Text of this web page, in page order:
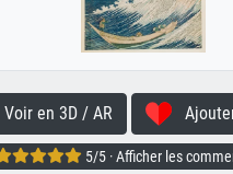
Voir en 3D / AR
5/5 · Afficher les